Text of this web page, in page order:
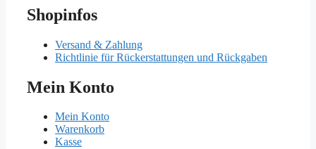
Shopinfos
Versand & Zahlung
Richtlinie für Rückerstattungen und Rückgaben
Mein Konto
Mein Konto
Warenkorb
Kasse